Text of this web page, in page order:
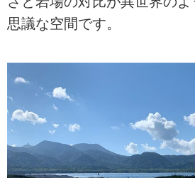
思議な空間です。